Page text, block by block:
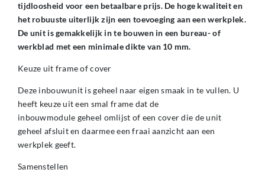
tijdloosheid voor een betaalbare prijs. De hoge kwaliteit en
het robuuste uiterlijk zijn een toevoeging aan een werkplek.
De unit is gemakkelijk in te bouwen in een bureau- of
werkblad met een minimale dikte van 10 mm.
Keuze uit frame of cover
Deze inbouwunit is geheel naar eigen smaak in te vullen. U
heeft keuze uit een smal frame dat de
inbouwmodule geheel omlijst of een cover die de unit
geheel afsluit en daarmee een fraai aanzicht aan een
werkplek geeft.
Samenstellen